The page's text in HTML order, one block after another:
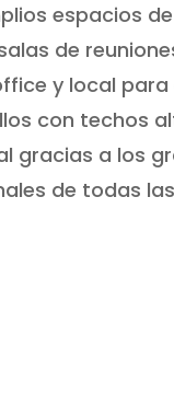
espacios
de
y local para
con techos
gracias a los
de todas